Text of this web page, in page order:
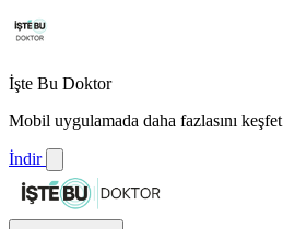
İşte Bu Doktor
Mobil uygulamada daha fazlasını keşfet
İndir